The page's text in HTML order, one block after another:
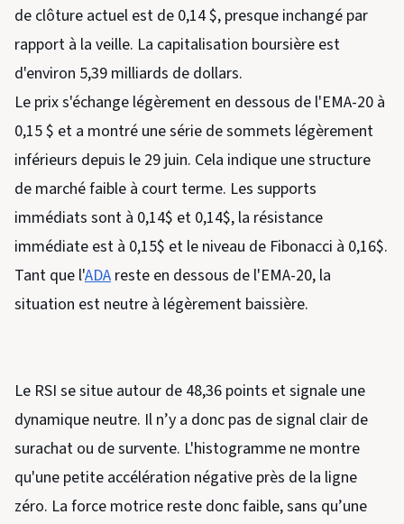
de clôture actuel est de 0,14 $, presque inchangé par
rapport à la veille. La capitalisation boursière est
d'environ 5,39 milliards de dollars.
Le prix s'échange légèrement en dessous de l'EMA-20 à
0,15 $ et a montré une série de sommets légèrement
inférieurs depuis le 29 juin. Cela indique une structure
de marché faible à court terme. Les supports
immédiats sont à 0,14$ et 0,14$, la résistance
immédiate est à 0,15$ et le niveau de Fibonacci à 0,16$.
Tant que l'ADA reste en dessous de l'EMA-20, la
situation est neutre à légèrement baissière.
Le RSI se situe autour de 48,36 points et signale une
dynamique neutre. Il n’y a donc pas de signal clair de
surachat ou de survente. L'histogramme ne montre
qu'une petite accélération négative près de la ligne
zéro. La force motrice reste donc faible, sans qu’une